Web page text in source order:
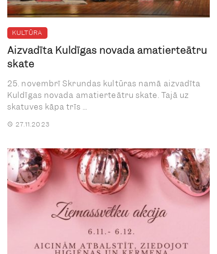
KULTŪRA
Aizvadīta Kuldīgas novada amatierteātru
skate
25. novembrī Skrundas kultūras namā aizvadīta
Kuldīgas novada amatierteātru skate. Tajā uz
skatuves kāpa trīs ...
27.11.2023